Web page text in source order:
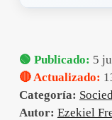
🟢 Publicado: 5
🔴 Actualizado:
Categoría:
Autor: Ezekiel